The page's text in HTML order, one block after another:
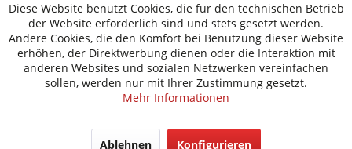
Diese Website benutzt Cookies, die für den technischen Betrieb
der Website erforderlich sind und stets gesetzt werden.
Andere Cookies, die den Komfort bei Benutzung dieser Website
erhöhen, der Direktwerbung dienen oder die Interaktion mit
anderen Websites und sozialen Netzwerken vereinfachen
sollen, werden nur mit Ihrer Zustimmung gesetzt.
Mehr Informationen
Ablehnen Konfigurieren